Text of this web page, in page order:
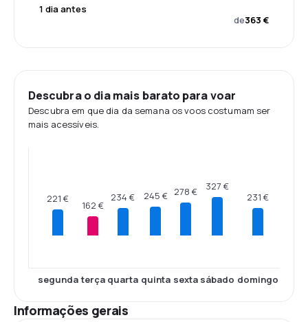
1 dia antes
de363 €
Descubra o dia mais barato para voar
Descubra em que dia da semana os voos costumam ser
mais acessíveis.
221 €
segunda
162 €
terça
234 €
quarta
245 €
quinta
278 €
sexta
327 €
sábado
231 €
domingo
Informações gerais